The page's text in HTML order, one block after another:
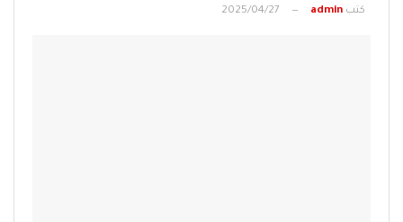
كتب admin
2025/04/27